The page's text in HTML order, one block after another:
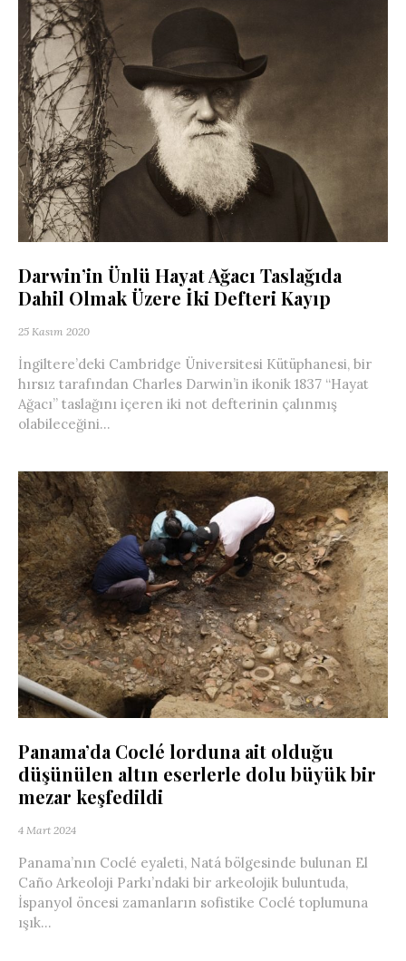
Darwin’in Ünlü Hayat Ağacı Taslağıda
Dahil Olmak Üzere İki Defteri Kayıp
25 Kasım 2020
İngiltere’deki Cambridge Üniversitesi Kütüphanesi, bir
hırsız tarafından Charles Darwin’in ikonik 1837 “Hayat
Ağacı” taslağını içeren iki not defterinin çalınmış
olabileceğini...
Panama’da Coclé lorduna ait olduğu
düşünülen altın eserlerle dolu büyük bir
mezar keşfedildi
4 Mart 2024
Panama’nın Coclé eyaleti, Natá bölgesinde bulunan El
Caño Arkeoloji Parkı’ndaki bir arkeolojik buluntuda,
İspanyol öncesi zamanların sofistike Coclé toplumuna
ışık...